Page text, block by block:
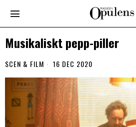
Musikaliskt pepp-piller
SCEN & FILM 16 DEC 2020